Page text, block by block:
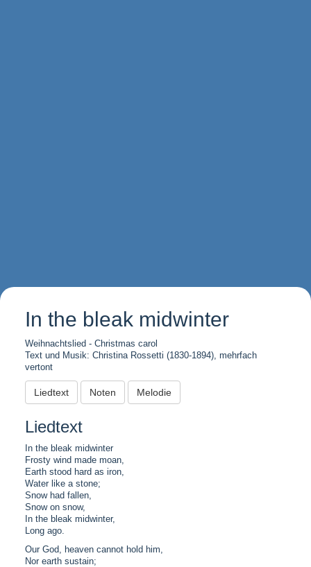
In the bleak midwinter
Weihnachtslied - Christmas carol
Text und Musik: Christina Rossetti (1830-1894), mehrfach
vertont
Liedtext Noten Melodie
Liedtext
In the bleak midwinter
Frosty wind made moan,
Earth stood hard as iron,
Water like a stone;
Snow had fallen,
Snow on snow,
In the bleak midwinter,
Long ago.
Our God, heaven cannot hold him,
Nor earth sustain;